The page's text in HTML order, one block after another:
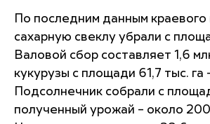
По последним данным краевого
сахарную свеклу убрали с
Валовой сбор составляет 1,6
кукурузы с площади 61,7 тыс. га
Подсолнечник собрали с
полученный урожай – около